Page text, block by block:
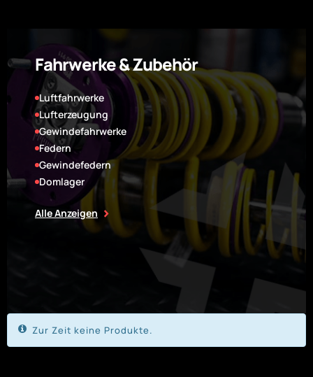
Fahrwerke & Zubehör
Luftfahrwerke
Lufterzeugung
Gewindefahrwerke
Federn
Gewindefedern
Domlager
Alle Anzeigen
Zur Zeit keine Produkte.